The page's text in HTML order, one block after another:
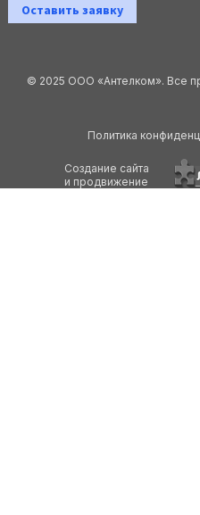
Оставить заявку
© 2025 ООО «Антелком». Все
Политика
Создание сайта
и продвижение